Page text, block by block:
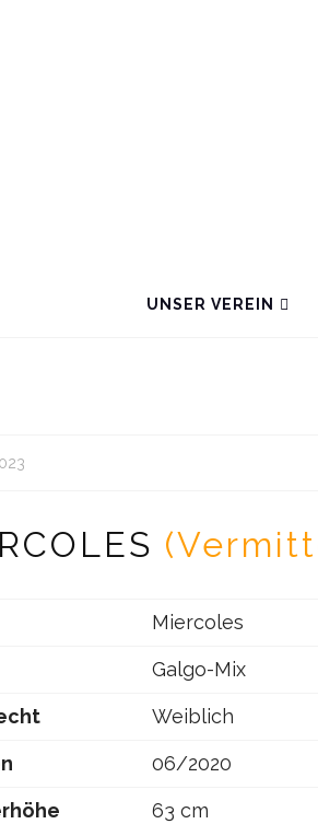
UNSER VEREIN
Miercoles
Galgo-Mix
Weiblich
06/2020
63 cm